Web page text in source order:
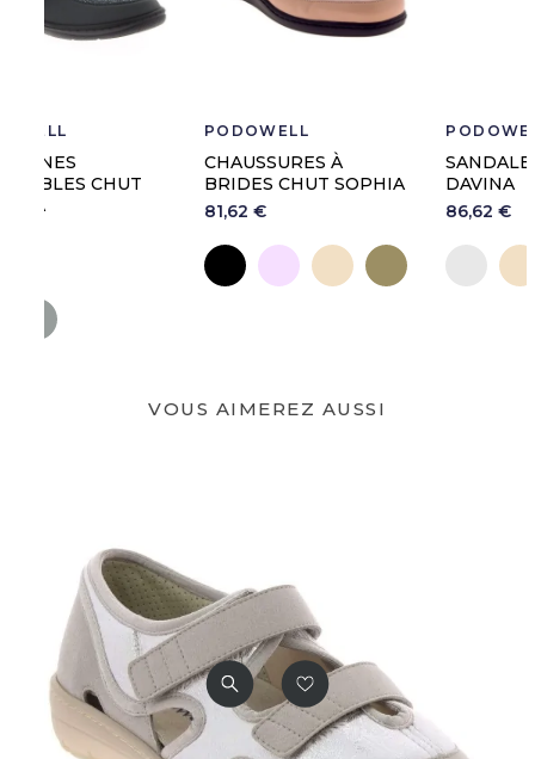
PODOWELL
CHAUSSURES À
BRIDES CHUT SOPHIA
81,62 €
Or Bronze
PODOWELL
SANDALES CHUT
DAVINA
ArgentOr
VOUS AIMEREZ AUSSI